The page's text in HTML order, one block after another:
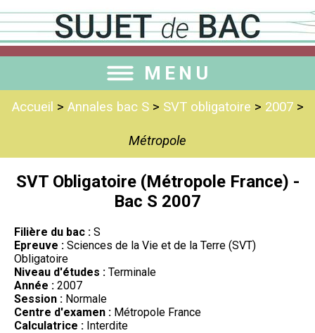
MENU
Accueil > Annales bac S> SVT obligatoire > 2007>
Métropole
SVT Obligatoire (Métropole France) -
Bac S 2007
Filière du bac : S
Epreuve : Sciences de la Vie et de la Terre (SVT)
Obligatoire
Niveau d'études : Terminale
Année : 2007
Session : Normale
Centre d'examen : Métropole France
Calculatrice : Interdite